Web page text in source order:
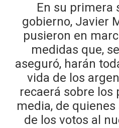
En su primera
gobierno, Javier
pusieron en
medidas que,
aseguró, harán
vida de los
recaerá sobre los
media, de
de los votos al